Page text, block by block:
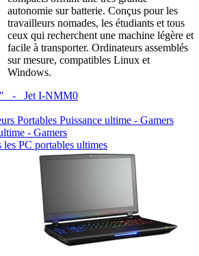
autonomie sur batterie. Conçus pour les
travailleurs nomades, les étudiants et tous
ceux qui recherchent une machine légère et
facile à transporter. Ordinateurs assemblés
sur mesure, compatibles Linux et
Windows.
- Jet I-NMM0
- Gamers
les PC portables ultimes